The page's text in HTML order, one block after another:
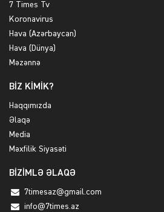
7 Times Tv
Koronavirus
Hava (Azərbaycan)
Hava (Dünya)
Məzənnə
BİZ KİMİK?
Haqqımızda
Əlaqə
Media
Məxfilik Siyasəti
BİZİMLƏ ƏLAQƏ
7timesaz@gmail.com
info@7times.az